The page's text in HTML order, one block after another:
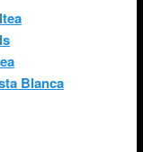
Blanca